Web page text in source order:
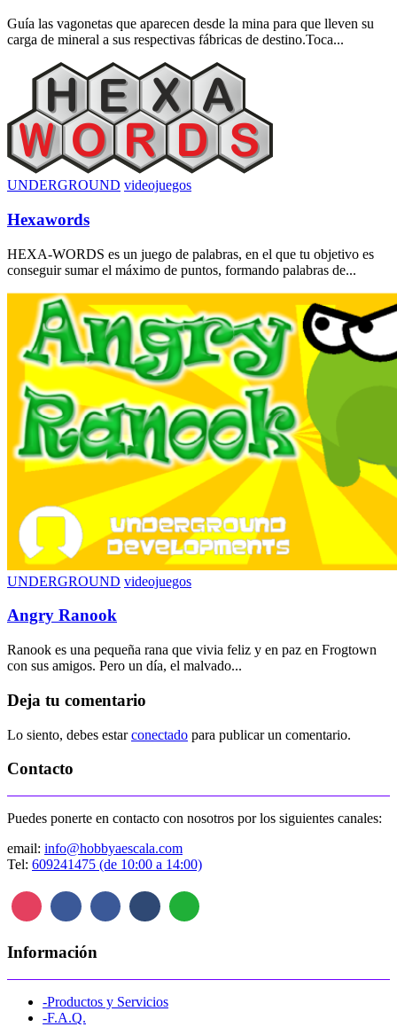
Guía las vagonetas que aparecen desde la mina para que lleven su
carga de mineral a sus respectivas fábricas de destino.Toca...
UNDERGROUND videojuegos
Hexawords
HEXA-WORDS es un juego de palabras, en el que tu objetivo es
conseguir sumar el máximo de puntos, formando palabras de...
UNDERGROUND videojuegos
Angry Ranook
Ranook es una pequeña rana que vivia feliz y en paz en Frogtown
con sus amigos. Pero un día, el malvado...
Deja tu comentario
Lo siento, debes estarconectado para publicar un comentario.
Contacto
Puedes ponerte en contacto con nosotros por los siguientes canales:
email: info@hobbyaescala.com
Tel: 609241475 (de 10:00 a 14:00)
Información
-Productos y Servicios
-F.A.Q.